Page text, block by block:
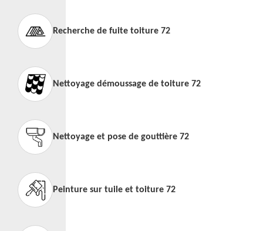
Recherche de fuite toiture 72
Nettoyage démoussage de toiture 72
Nettoyage et pose de gouttière 72
Peinture sur tuile et toiture 72